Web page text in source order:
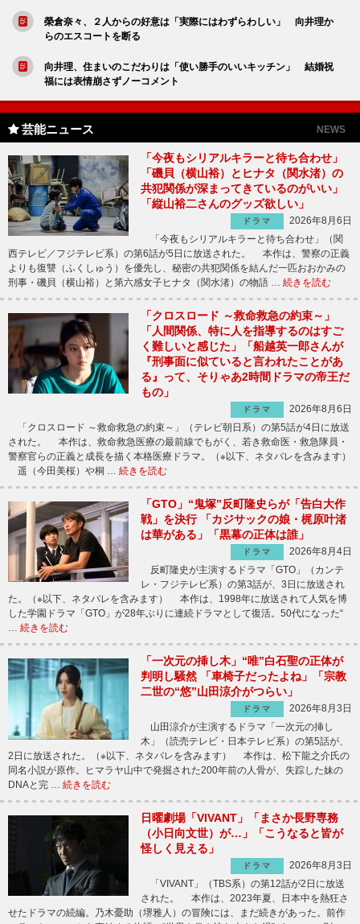
榮倉奈々、２人からの好意は「実際にはわずらわしい」 向井理か
らのエスコートを断る
向井理、住まいのこだわりは「使い勝手のいいキッチン」 結婚祝
福には表情崩さずノーコメント
芸能ニュース NEWS
「今夜もシリアルキラーと待ち合わせ」
「磯貝（横山裕）とヒナタ（関水渚）の
共犯関係が深まってきているのがいい」
「縦山裕二さんのグッズ欲しい」
ドラマ
2026年8月6日
「今夜もシリアルキラーと待ち合わせ」（関
西テレビ／フジテレビ系）の第6話が5日に放送された。 本作は、警察の正義
よりも復讐（ふくしゅう）を優先し、秘密の共犯関係を結んだ一匹おおかみの
刑事・磯貝（横山裕）と第六感女子ヒナタ（関水渚）の物語 … 続きを読む
「クロスロード ～救命救急の約束～」
「人間関係、特に人を指導するのはすご
く難しいと感じた」「船越英一郎さんが
『刑事面に似ていると言われたことがあ
る』って、そりゃあ2時間ドラマの帝王だ
もの」
ドラマ
2026年8月6日
「クロスロード ～救命救急の約束～」（テレビ朝日系）の第5話が4日に放送
された。 本作は、救命救急医療の最前線でもがく、若き救命医・救急隊員・
警察官らの正義と成長を描く本格医療ドラマ。（※以下、ネタバレを含みます）
遥（今田美桜）や桐 … 続きを読む
「GTO」“鬼塚”反町隆史らが「告白大作
戦」を決行 「カジサックの娘・梶原叶渚
は華がある」「黒幕の正体は誰」
ドラマ
2026年8月4日
反町隆史が主演するドラマ「GTO」（カンテ
レ・フジテレビ系）の第3話が、3日に放送され
た。（※以下、ネタバレを含みます） 本作は、1998年に放送されて人気を博
した学園ドラマ「GTO」が28年ぶりに連続ドラマとして復活。50代になった“
… 続きを読む
「一次元の挿し木」“唯”白石聖の正体が
判明し騒然 「車椅子だったよね」「宗教
二世の“悠”山田涼介がつらい」
ドラマ
2026年8月3日
山田涼介が主演するドラマ「一次元の挿し
木」（読売テレビ・日本テレビ系）の第5話が、
2日に放送された。（※以下、ネタバレを含みます） 本作は、松下龍之介氏の
同名小説が原作。ヒマラヤ山中で発掘された200年前の人骨が、失踪した妹の
DNAと完 … 続きを読む
日曜劇場「VIVANT」「まさか長野専務
（小日向文世）が…」「こうなると皆が
怪しく見える」
ドラマ
2026年8月3日
「VIVANT」（TBS系）の第12話が2日に放送
された。 本作は、2023年夏、日本中を熱狂さ
せたドラマの続編。乃木憂助（堺雅人）の冒険には、まだ続きがあった。前作